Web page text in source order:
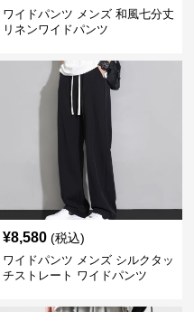
ワイドパンツ メンズ 和風七分丈
リネンワイドパンツ
¥8,580 (税込)
ワイドパンツ メンズ シルクタッ
チストレート ワイドパンツ